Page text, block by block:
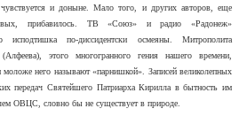
чувствуется и доныне. Мало того, и других авторов, еще
прибавилось. ТВ «Союз» и радио «Радонеж»
исподтишка по-диссидентски осмеяны. Митрополита
этого многогранного гения нашего времени,
моложе него называют «парнишкой». Записей великолепных
передач Святейшего Патриарха Кирилла в бытность им
ОВЦС, словно бы не существует в природе.